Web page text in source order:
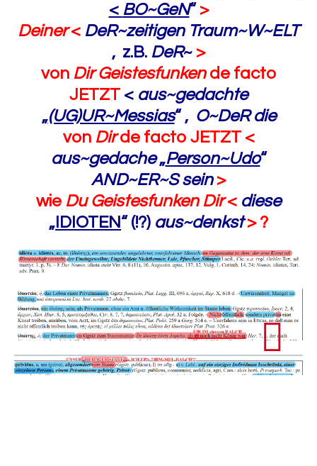
< BO~GeN“ >
Deiner< DeR~zeitigen Traum~W~ELT
, z.B. DeR~ >
von Dir Geistesfunkende facto
JETZT < aus~gedachte
„(UG)UR~Messias“ , O~DeR die
von Dirde facto JETZT <
aus~gedache „Person~Udo“
AND~ER~S sein >
wie Du Geistesfunken Dir< diese
„ IDIOTEN“ (!?) aus~denkst > ?